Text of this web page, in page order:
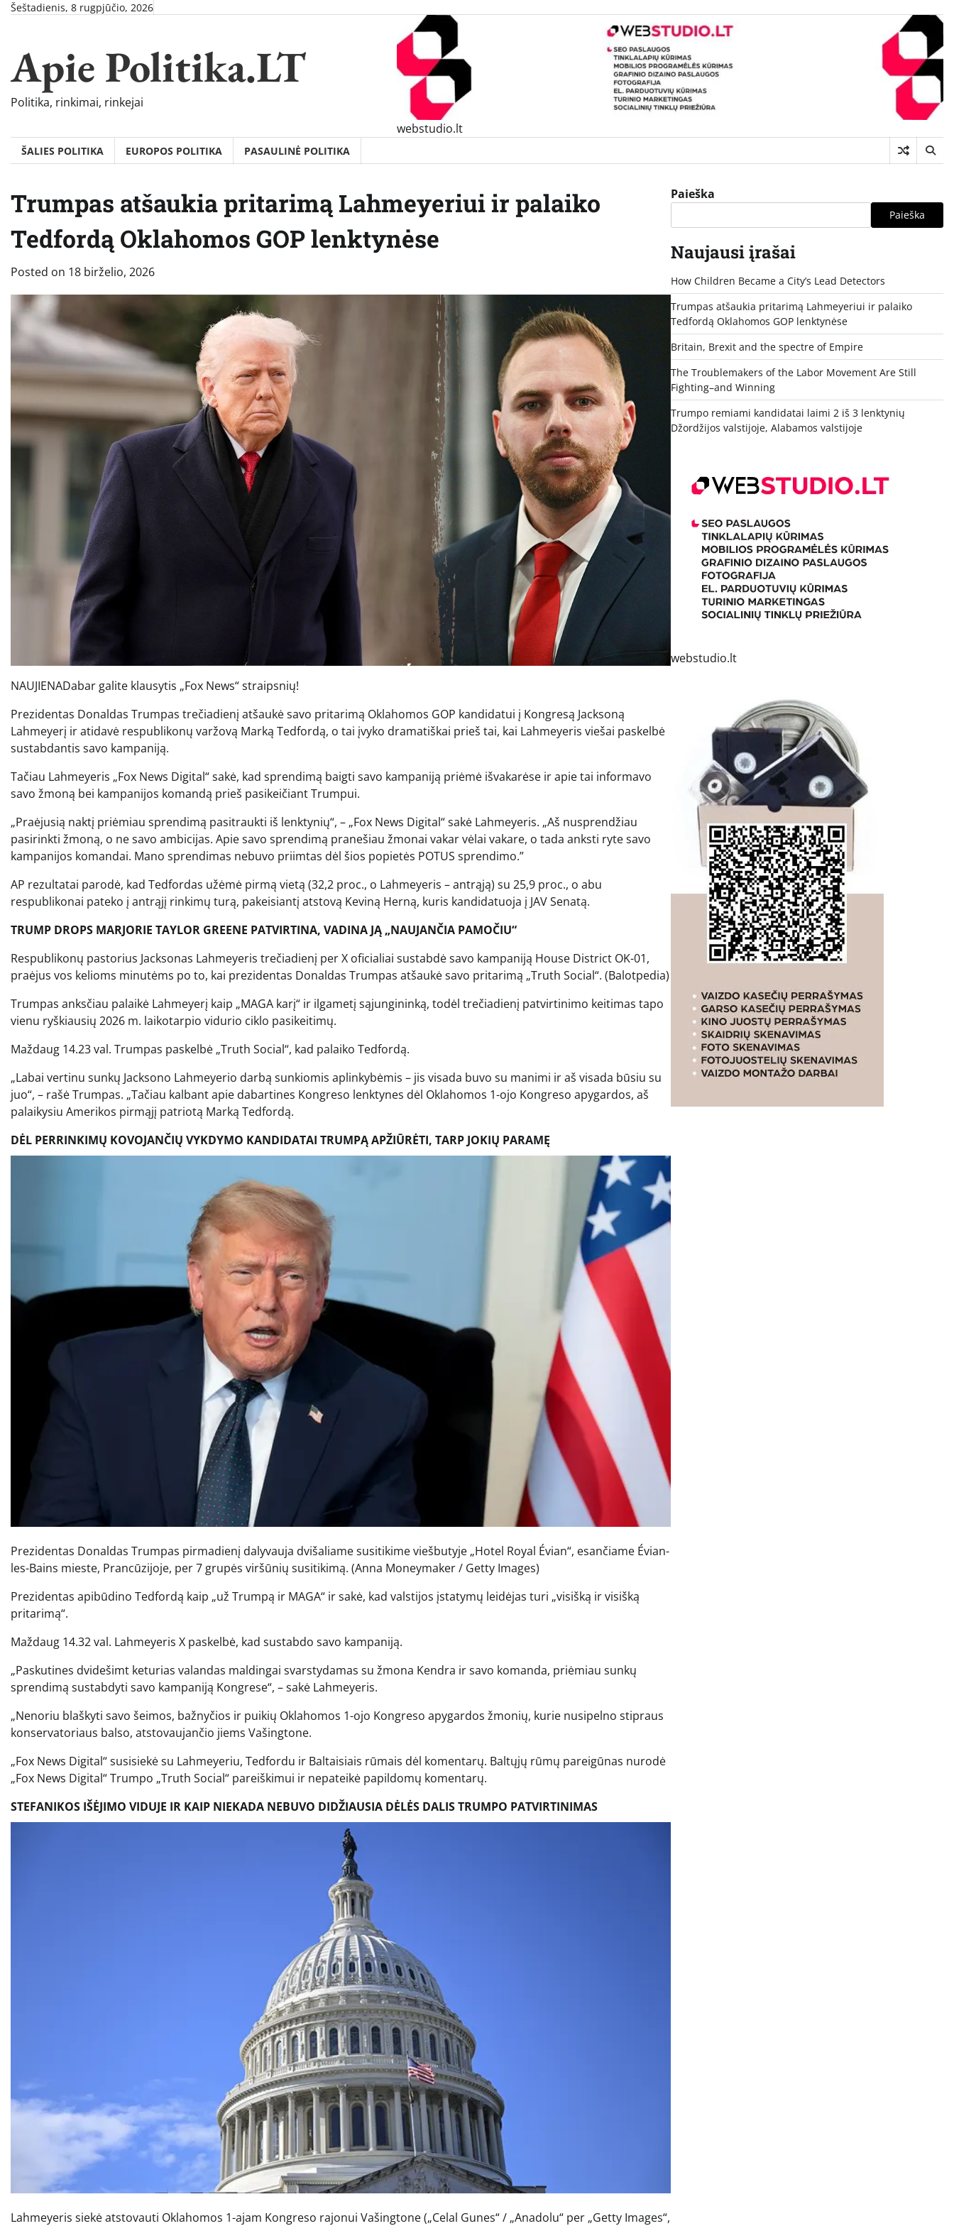
SkipŠeštadienis, 8 rugpjūčio, 2026
Apie Politika.LT
Politika, rinkimai, rinkejai
webstudio.lt
ŠALIES POLITIKA EUROPOS POLITIKA PASAULINĖ POLITIKA
Trumpas atšaukia pritarimą Lahmeyeriui ir palaiko
Tedfordą Oklahomos GOP lenktynėse
Posted on 18 birželio, 2026
NAUJIENADabar galite klausytis „Fox News“ straipsnių!
Prezidentas Donaldas Trumpas trečiadienį atšaukė savo pritarimą Oklahomos GOP kandidatui į Kongresą Jacksoną
Lahmeyerį ir atidavė respublikonų varžovą Marką Tedfordą, o tai įvyko dramatiškai prieš tai, kai Lahmeyeris viešai paskelbė
sustabdantis savo kampaniją.
Tačiau Lahmeyeris „Fox News Digital“ sakė, kad sprendimą baigti savo kampaniją priėmė išvakarėse ir apie tai informavo
savo žmoną bei kampanijos komandą prieš pasikeičiant Trumpui.
„Praėjusią naktį priėmiau sprendimą pasitraukti iš lenktynių“, – „Fox News Digital“ sakė Lahmeyeris. „Aš nusprendžiau
pasirinkti žmoną, o ne savo ambicijas. Apie savo sprendimą pranešiau žmonai vakar vėlai vakare, o tada anksti ryte savo
kampanijos komandai. Mano sprendimas nebuvo priimtas dėl šios popietės POTUS sprendimo.”
AP rezultatai parodė, kad Tedfordas užėmė pirmą vietą (32,2 proc., o Lahmeyeris – antrąją) su 25,9 proc., o abu
respublikonai pateko į antrąjį rinkimų turą, pakeisiantį atstovą Keviną Herną, kuris kandidatuoja į JAV Senatą.
TRUMP DROPS MARJORIE TAYLOR GREENE PATVIRTINA, VADINA JĄ „NAUJANČIA PAMOČIU“
Respublikonų pastorius Jacksonas Lahmeyeris trečiadienį per X oficialiai sustabdė savo kampaniją House District OK-01,
praėjus vos kelioms minutėms po to, kai prezidentas Donaldas Trumpas atšaukė savo pritarimą „Truth Social“. (Balotpedia)
Trumpas anksčiau palaikė Lahmeyerį kaip „MAGA karį“ ir ilgametį sąjungininką, todėl trečiadienį patvirtinimo keitimas tapo
vienu ryškiausių 2026 m. laikotarpio vidurio ciklo pasikeitimų.
Maždaug 14.23 val. Trumpas paskelbė „Truth Social“, kad palaiko Tedfordą.
„Labai vertinu sunkų Jacksono Lahmeyerio darbą sunkiomis aplinkybėmis – jis visada buvo su manimi ir aš visada būsiu su
juo“, – rašė Trumpas. „Tačiau kalbant apie dabartines Kongreso lenktynes ​​dėl Oklahomos 1-ojo Kongreso apygardos, aš
palaikysiu Amerikos pirmąjį patriotą Marką Tedfordą.
DĖL PERRINKIMŲ KOVOJANČIŲ VYKDYMO KANDIDATAI TRUMPĄ APŽIŪRĖTI, TARP JOKIŲ PARAMĘ
Prezidentas Donaldas Trumpas pirmadienį dalyvauja dvišaliame susitikime viešbutyje „Hotel Royal Évian“, esančiame Évian-
les-Bains mieste, Prancūzijoje, per 7 grupės viršūnių susitikimą. (Anna Moneymaker / Getty Images)
Prezidentas apibūdino Tedfordą kaip „už Trumpą ir MAGA“ ir sakė, kad valstijos įstatymų leidėjas turi „visišką ir visišką
pritarimą“.
Maždaug 14.32 val. Lahmeyeris X paskelbė, kad sustabdo savo kampaniją.
„Paskutines dvidešimt keturias valandas maldingai svarstydamas su žmona Kendra ir savo komanda, priėmiau sunkų
sprendimą sustabdyti savo kampaniją Kongrese“, – sakė Lahmeyeris.
„Nenoriu blaškyti savo šeimos, bažnyčios ir puikių Oklahomos 1-ojo Kongreso apygardos žmonių, kurie nusipelno stipraus
konservatoriaus balso, atstovaujančio jiems Vašingtone.
„Fox News Digital“ susisiekė su Lahmeyeriu, Tedfordu ir Baltaisiais rūmais dėl komentarų. Baltųjų rūmų pareigūnas nurodė
„Fox News Digital“ Trumpo „Truth Social“ pareiškimui ir nepateikė papildomų komentarų.
STEFANIKOS IŠĖJIMO VIDUJE IR KAIP NIEKADA NEBUVO DIDŽIAUSIA DĖLĖS DALIS TRUMPO PATVIRTINIMAS
Lahmeyeris siekė atstovauti Oklahomos 1-ajam Kongreso rajonui Vašingtone(„Celal Gunes“ / „Anadolu“ per „Getty Images“,
Paieška
Paieška
Naujausi įrašai
How Children Became a City’s Lead Detectors
Trumpas atšaukia pritarimą Lahmeyeriui ir palaiko
Tedfordą Oklahomos GOP lenktynėse
Britain, Brexit and the spectre of Empire
The Troublemakers of the Labor Movement Are Still
Fighting–and Winning
Trumpo remiami kandidatai laimi 2 iš 3 lenktynių
Džordžijos valstijoje, Alabamos valstijoje
webstudio.lt